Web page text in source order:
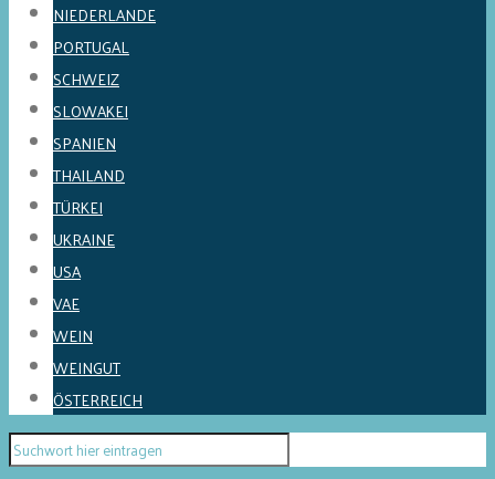
NIEDERLANDE
PORTUGAL
SCHWEIZ
SLOWAKEI
SPANIEN
THAILAND
TÜRKEI
UKRAINE
USA
VAE
WEIN
WEINGUT
ÖSTERREICH